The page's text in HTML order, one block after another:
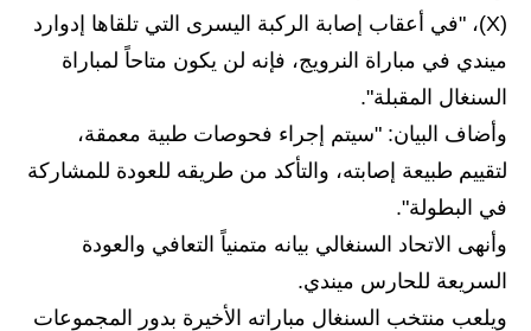
نتائج الامتحانات
المرحلة المتوسطة
اسئلة وزارية
المرحلة الابتدائية
(X)، "في أعقاب إصابة الركبة اليسرى التي تلقاها إدوارد
ميندي في مباراة النرويج، فإنه لن يكون متاحاً لمباراة
السنغال المقبلة".
وأضاف البيان: "سيتم إجراء فحوصات طبية معمقة،
لتقييم طبيعة إصابته، والتأكد من طريقه للعودة للمشاركة
في البطولة".
وأنهى الاتحاد السنغالي بيانه متمنياً التعافي والعودة
السريعة للحارس ميندي.
ويلعب منتخب السنغال مباراته الأخيرة بدور المجموعات